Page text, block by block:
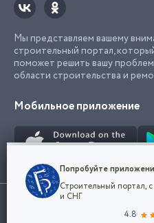
Мы представляем вашему
строительный портал,
поможет решить вашу
области строительства и
Мобильное приложение
Использование сайта, в том числе
марки представленные на сайте
Конфиденциальность
Мы используем файлы
наш сайт удобным для
Попробуйте
Строительный портал,
и СНГ
4.8